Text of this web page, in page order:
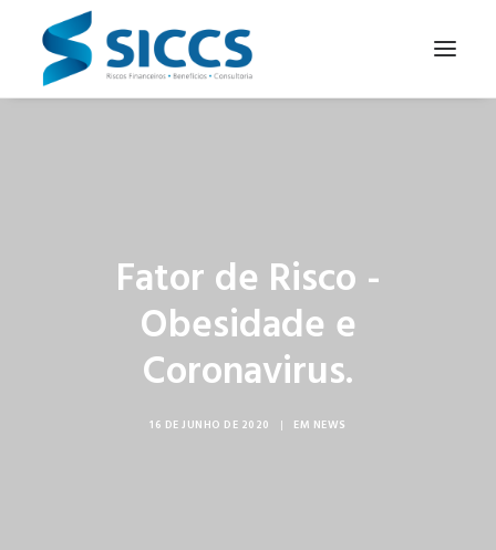
PARA SEU NEGÓCIO
PARA VOCÊ
Fator de Risco -
Obesidade e
Coronavirus.
16 DE JUNHO DE 2020 | EM NEWS